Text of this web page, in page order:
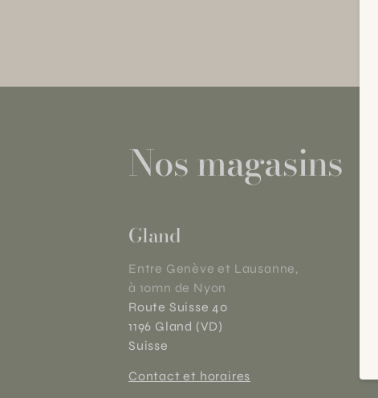
Nos magasins
Gland
Entre Genève et Lausanne,
à 10mn de Nyon
Route Suisse 40
1196 Gland (VD)
Suisse
Contact et horaires